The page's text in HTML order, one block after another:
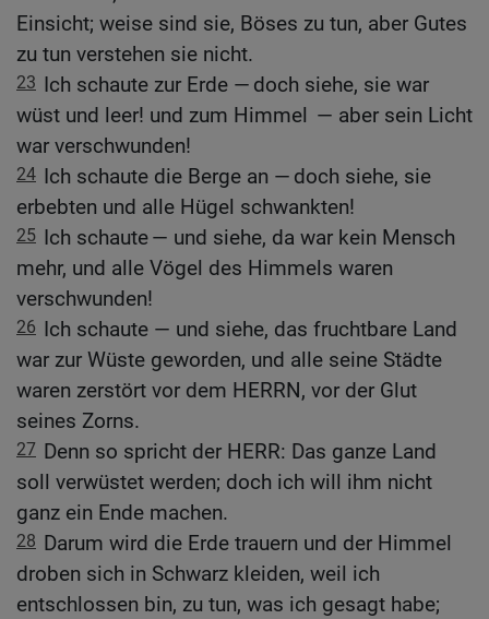
Einsicht; weise sind sie, Böses zu tun, aber Gutes
zu tun verstehen sie nicht.
23 Ich schaute zur Erde — doch siehe, sie war
wüst und leer! und zum Himmel — aber sein Licht
war verschwunden!
24 Ich schaute die Berge an — doch siehe, sie
erbebten und alle Hügel schwankten!
25 Ich schaute — und siehe, da war kein Mensch
mehr, und alle Vögel des Himmels waren
verschwunden!
26 Ich schaute — und siehe, das fruchtbare Land
war zur Wüste geworden, und alle seine Städte
waren zerstört vor dem HERRN, vor der Glut
seines Zorns.
27 Denn so spricht der HERR: Das ganze Land
soll verwüstet werden; doch ich will ihm nicht
ganz ein Ende machen.
28 Darum wird die Erde trauern und der Himmel
droben sich in Schwarz kleiden, weil ich
entschlossen bin, zu tun, was ich gesagt habe;